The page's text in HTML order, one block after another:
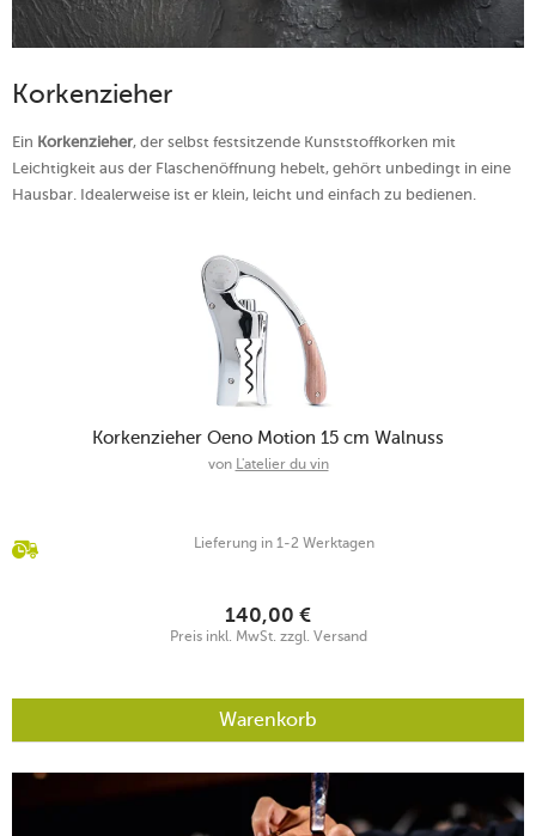
Korkenzieher
Ein Korkenzieher, der selbst festsitzende Kunststoffkorken mit
Leichtigkeit aus der Flaschenöffnung hebelt, gehört unbedingt in eine
Hausbar. Idealerweise ist er klein, leicht und einfach zu bedienen.
Korkenzieher Oeno Motion 15 cm Walnuss
von L'atelier du vin
Lieferung in 1-2 Werktagen
140,00 €
Preis inkl. MwSt. zzgl. Versand
Warenkorb